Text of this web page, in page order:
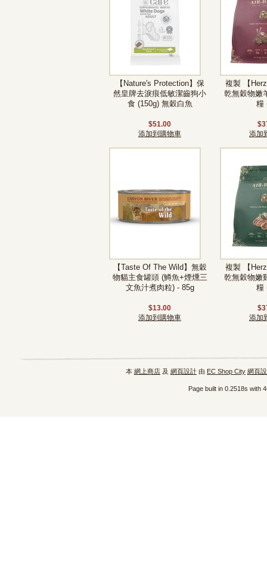
【Nature's Protection】保
然皇牌去淚痕低敏潔齒狗小
食 (150g) 無穀白魚
$51.00
添加到購物車
複製 【
乾無穀物嫩
糧
添加
【Taste Of The Wild】無穀
物貓主食罐頭 (鱒魚+煙燻三
文魚汁煮肉粒) - 85g
$13.00
添加到購物車
複製 【
乾無穀物嫩
糧
添加
本 網上商店 及 網頁設計 由 EC Shop City 網頁
Page built in 0.2518s with